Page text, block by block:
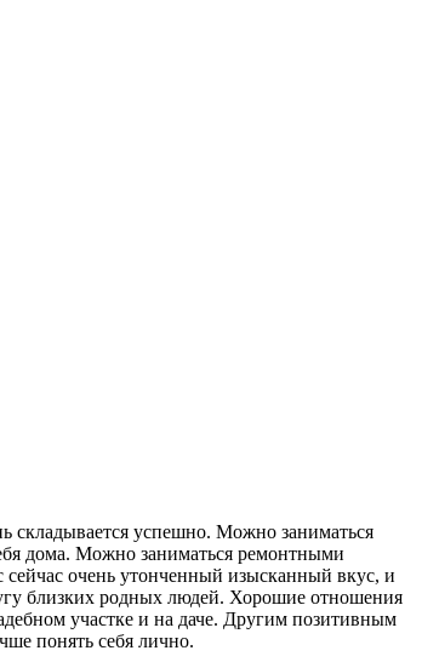
складывается успешно. Можно заниматься
дома. Можно заниматься ремонтными
очень утонченный изысканный вкус, и
близких родных людей. Хорошие отношения
участке и на даче. Другим позитивным
понять себя лично.